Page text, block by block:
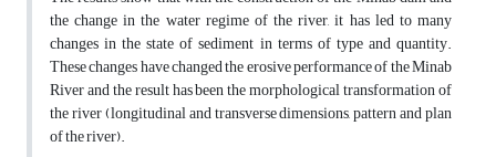
the change in the water regime of the river, it has led to many
changes in the state of sediment in terms of type and quantity.
These changes have changed the erosive performance of the Minab
River and the result has been the morphological transformation of
the river (longitudinal and transverse dimensions, pattern and plan
of the river).